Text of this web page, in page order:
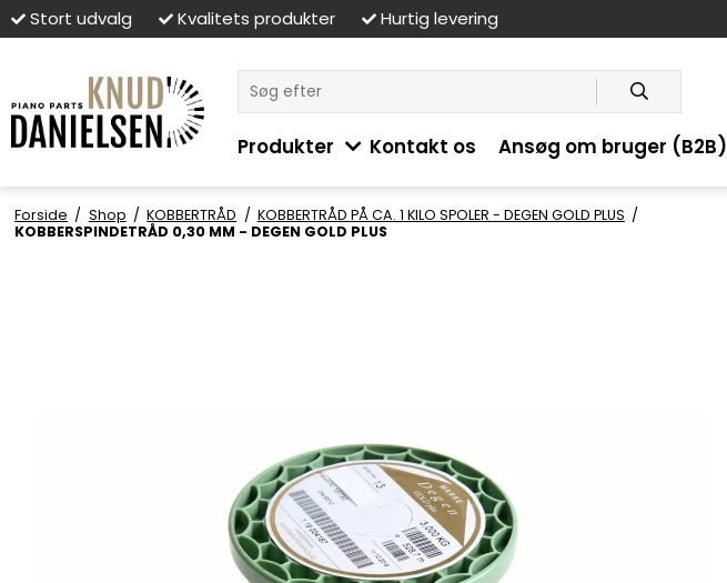
Stort udvalg Kvalitets produkter Hurtig levering
Produkter Kontakt os Ansøg om bruger (B2B)
Forside / Shop / KOBBERTRÅD / KOBBERTRÅD PÅ CA. 1 KILO SPOLER - DEGEN GOLD PLUS /
KOBBERSPINDETRÅD 0,30 MM - DEGEN GOLD PLUS